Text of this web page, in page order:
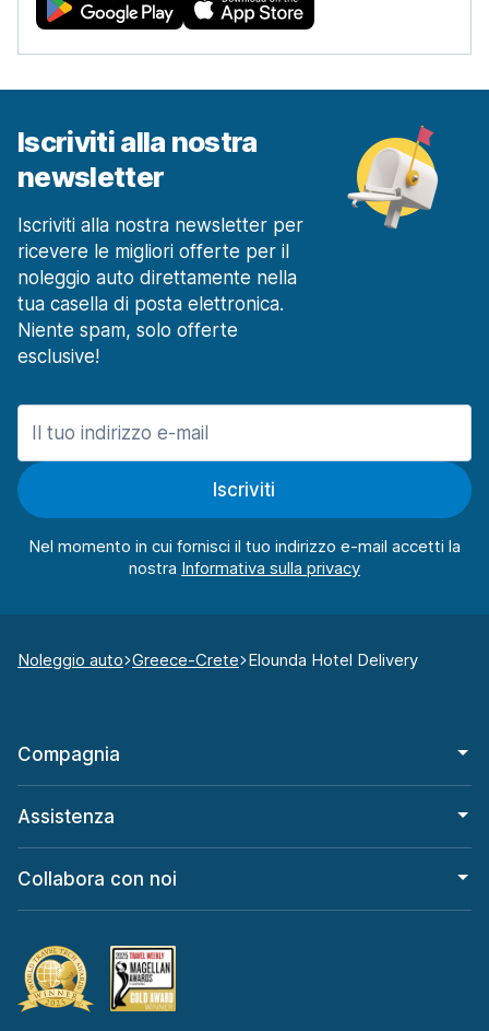
Iscriviti alla nostra
newsletter
Iscriviti alla nostra newsletter per
ricevere le migliori offerte per il
noleggio auto direttamente nella
tua casella di posta elettronica.
Niente spam, solo offerte
esclusive!
Iscriviti
Nel momento in cui fornisci il tuo indirizzo e-mail accetti la
nostra
Noleggio auto Greece-Crete Elounda Hotel Delivery
Compagnia
Assistenza
Collabora con noi